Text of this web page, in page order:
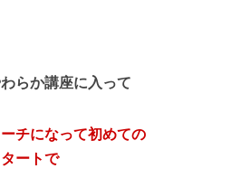
らか講座に入って
チになって初めての
ートで